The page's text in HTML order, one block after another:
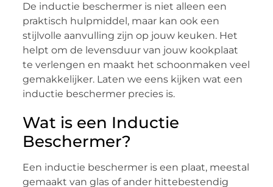
De inductie beschermer is niet alleen een
praktisch hulpmiddel, maar kan ook een
stijlvolle aanvulling zijn op jouw keuken. Het
helpt om de levensduur van jouw kookplaat
te verlengen en maakt het schoonmaken veel
gemakkelijker. Laten we eens kijken wat een
inductie beschermer precies is.
Wat is een Inductie
Beschermer?
Een inductie beschermer is een plaat, meestal
gemaakt van glas of ander hittebestendig